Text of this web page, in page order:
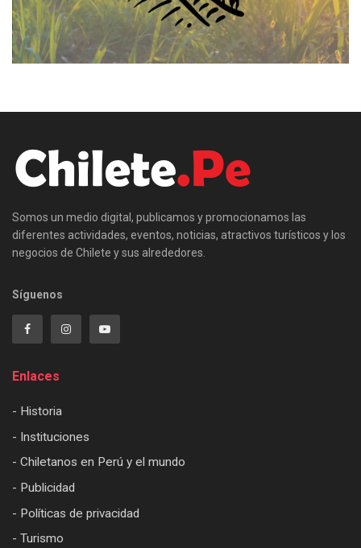
Somos un medio digital, publicamos y promocionamos las
diferentes actividades, eventos, noticias, atractivos turísticos y los
negocios de Chilete y sus alrededores.
Síguenos
Enlaces
- Historia
- Instituciones
- Chiletanos en Perú y el mundo
- Publicidad
- Políticas de privacidad
- Turismo